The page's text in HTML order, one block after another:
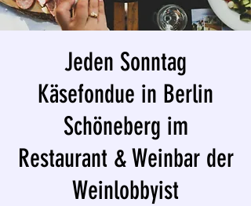
Jeden Sonntag
Käsefondue in Berlin
Schöneberg im
Restaurant & Weinbar der
Weinlobbyist